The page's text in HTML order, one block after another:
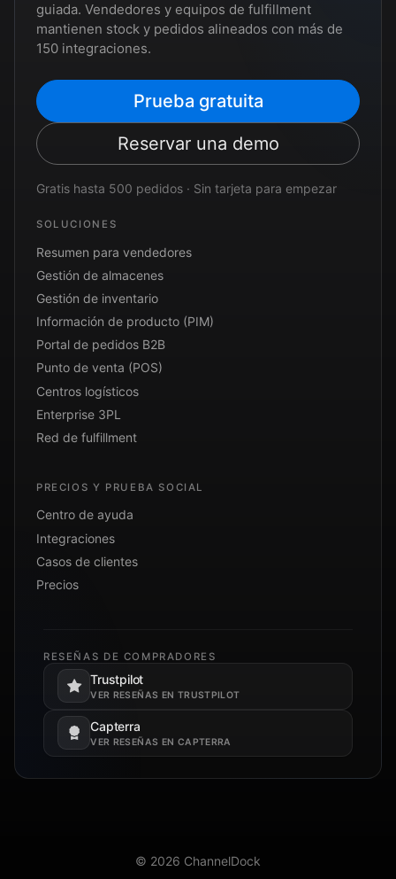
guiada. Vendedores y equipos de fulfillment
mantienen stock y pedidos alineados con más de
150 integraciones.
Prueba gratuita
Reservar una demo
Gratis hasta 500 pedidos · Sin tarjeta para empezar
SOLUCIONES
Resumen para vendedores
Gestión de almacenes
Gestión de inventario
Información de producto (PIM)
Portal de pedidos B2B
Punto de venta (POS)
Centros logísticos
Enterprise 3PL
Red de fulfillment
PRECIOS Y PRUEBA SOCIAL
Centro de ayuda
Integraciones
Casos de clientes
Precios
RESEÑAS DE COMPRADORES
Trustpilot
VER RESEÑAS EN TRUSTPILOT
Se abre en una pestaña nueva.
Capterra
VER RESEÑAS EN CAPTERRA
Se abre en una pestaña nueva.
© 2026 ChannelDock